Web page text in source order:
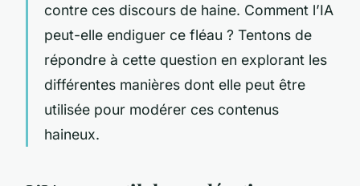
contre ces discours de haine. Comment l’IA
peut-elle endiguer ce fléau ? Tentons de
répondre à cette question en explorant les
différentes manières dont elle peut être
utilisée pour modérer ces contenus
haineux.